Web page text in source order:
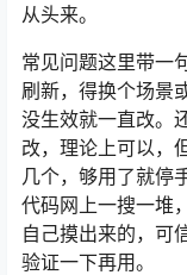
从头来。
常见问题这里带一
刷新，得换个场景
没生效就一直改。
改，理论上可以，
几个，够用了就停
代码网上一搜一堆
自己摸出来的，可
验证一下再用。